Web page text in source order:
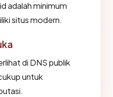
adalah minimum
situs modern.
di DNS publik
untuk